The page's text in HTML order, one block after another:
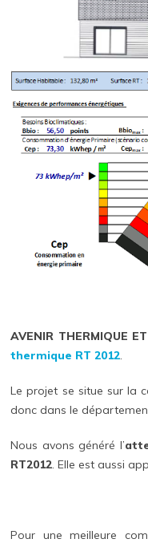
AVENIR THERMIQUE
thermique RT 2012.
Le projet se situe sur la
donc dans le
Nous avons généré l’
RT2012. Elle est aussi
Pour une meilleure